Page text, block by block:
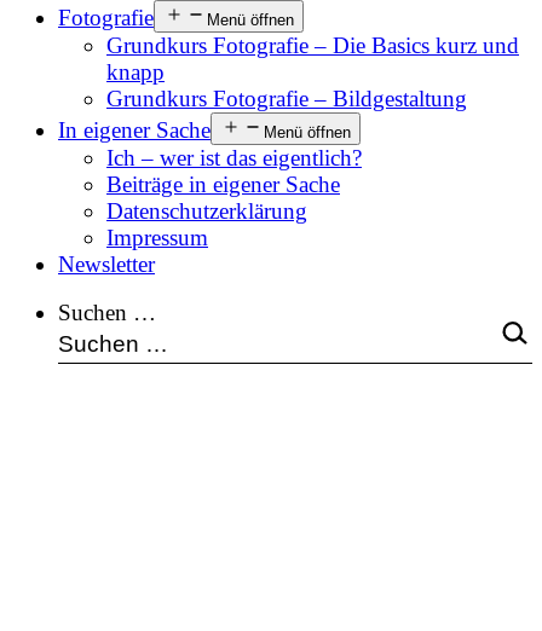
Fotografie
Menü öffnen
Grundkurs Fotografie – Die Basics kurz und
knapp
Grundkurs Fotografie – Bildgestaltung
In eigener Sache
Menü öffnen
Ich – wer ist das eigentlich?
Beiträge in eigener Sache
Datenschutzerklärung
Impressum
Newsletter
Suchen …